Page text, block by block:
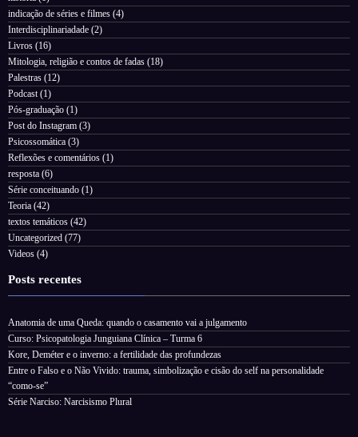
indicação de séries e filmes (4)
Interdisciplinariadade (2)
Livros (16)
Mitologia, religião e contos de fadas (18)
Palestras (12)
Podcast (1)
Pós-graduação (1)
Post do Instagram (3)
Psicossomática (3)
Reflexões e comentários (1)
resposta (6)
Série conceituando (1)
Teoria (42)
textos temáticos (42)
Uncategorized (77)
Videos (4)
Posts recentes
Anatomia de uma Queda: quando o casamento vai a julgamento
Curso: Psicopatologia Junguiana Clínica – Turma 6
Kore, Deméter e o inverno: a fertilidade das profundezas
Entre o Falso e o Não Vivido: trauma, simbolização e cisão do self na personalidade
“como-se”
Série Narciso: Narcisismo Plural